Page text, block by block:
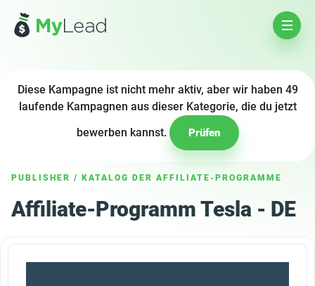
Diese Kampagne ist nicht mehr aktiv, aber wir haben 49
laufende Kampagnen aus dieser Kategorie, die du jetzt
bewerben kannst.
Prüfen
PUBLISHER / KATALOG DER AFFILIATE-PROGRAMME
Affiliate-Programm Tesla - DE